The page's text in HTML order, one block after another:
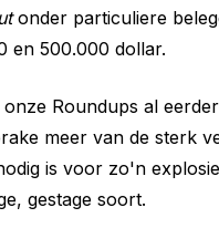
onder particuliere
en 500.000 dollar.
Roundups al
meer van de sterk
is voor zo'n
gestage soort.